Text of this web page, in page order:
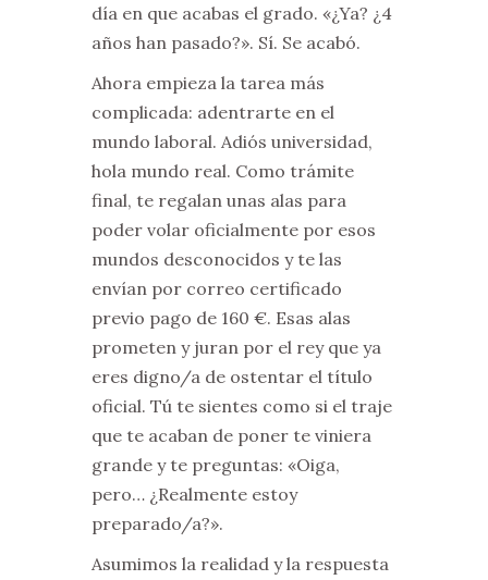
día en que acabas el grado. «¿Ya? ¿4
años han pasado?». Sí. Se acabó.
Ahora empieza la tarea más
complicada: adentrarte en el
mundo laboral. Adiós universidad,
hola mundo real. Como trámite
final, te regalan unas alas para
poder volar oficialmente por esos
mundos desconocidos y te las
envían por correo certificado
previo pago de 160 €. Esas alas
prometen y juran por el rey que ya
eres digno/a de ostentar el título
oficial. Tú te sientes como si el traje
que te acaban de poner te viniera
grande y te preguntas: «Oiga,
pero… ¿Realmente estoy
preparado/a?».
Asumimos la realidad y la respuesta